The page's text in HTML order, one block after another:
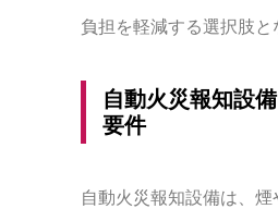
負担を軽減する選択肢と
自動火災報知設
要件
自動火災報知設備は、